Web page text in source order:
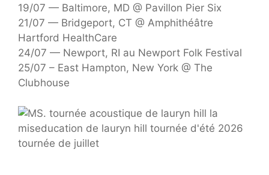
19/07 — Baltimore, MD @ Pavillon Pier Six
21/07 — Bridgeport, CT @ Amphithéâtre
Hartford HealthCare
24/07 — Newport, RI au Newport Folk Festival
25/07 – East Hampton, New York @ The
Clubhouse